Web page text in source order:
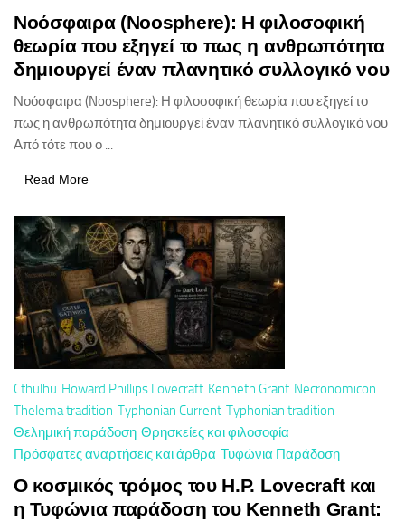
Νοόσφαιρα (Noosphere): Η φιλοσοφική
θεωρία που εξηγεί το πως η ανθρωπότητα
δημιουργεί έναν πλανητικό συλλογικό νου
Νοόσφαιρα (Noosphere): Η φιλοσοφική θεωρία που εξηγεί το
πως η ανθρωπότητα δημιουργεί έναν πλανητικό συλλογικό νου
Από τότε που ο ...
Read More
Cthulhu Howard Phillips Lovecraft Kenneth Grant Necronomicon
Thelema tradition Typhonian Current Typhonian tradition
Θελημική παράδοση Θρησκείες και φιλοσοφία
Πρόσφατες αναρτήσεις και άρθρα Τυφώνια Παράδοση
Ο κοσμικός τρόμος του H.P. Lovecraft και
η Τυφώνια παράδοση του Kenneth Grant: